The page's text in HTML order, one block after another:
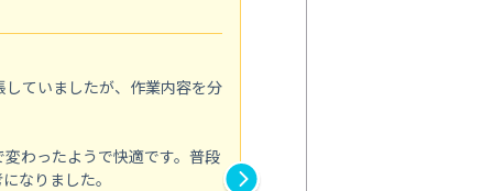
ていましたが、作業内容を分
わったようで快適です。普段
なりました。